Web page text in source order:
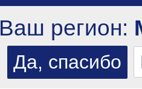
Ваш регион: